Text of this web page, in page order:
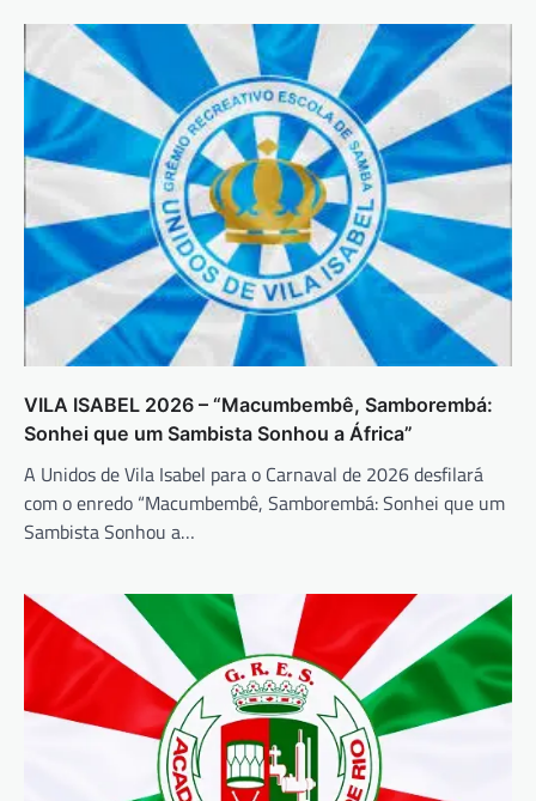
VILA ISABEL 2026 – “Macumbembê, Samborembá:
Sonhei que um Sambista Sonhou a África”
A Unidos de Vila Isabel para o Carnaval de 2026 desfilará
com o enredo “Macumbembê, Samborembá: Sonhei que um
Sambista Sonhou a…